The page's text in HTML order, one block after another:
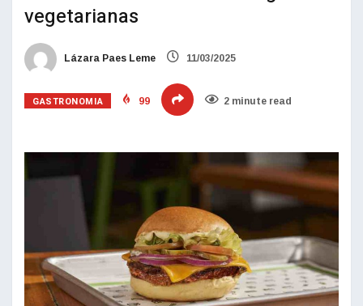
vegetarianas
Lázara Paes Leme 11/03/2025
GASTRONOMIA 99 2 minute read